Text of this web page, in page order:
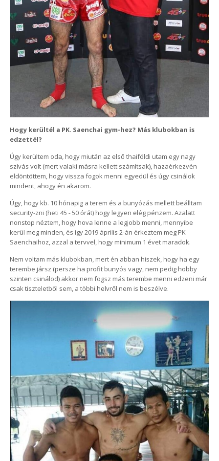
Hogy kerültél a PK. Saenchai gym-hez? Más klubokban is
edzettél?
Úgy kerültem oda, hogy miután az első thaiföldi utam egy nagy
szívás volt (mert valaki másra kellett számítsak), hazaérkezvén
eldöntöttem, hogy vissza fogok menni egyedül és úgy csinálok
mindent, ahogy én akarom.
Úgy, hogy kb. 10 hónapig a terem és a bunyózás mellett beálltam
security-zni (heti 45 - 50 órát) hogy legyen elég pénzem. Azalatt
nonstop néztem, hogy hova lenne a legjobb menni, mennyibe
kerül meg minden, és így 2019 április 2-án érkeztem meg PK
Saenchaihoz, azzal a tervvel, hogy minimum 1 évet maradok.
Nem voltam más klubokban, mert én abban hiszek, hogy ha egy
terembe jársz (persze ha profit bunyós vagy, nem pedig hobby
szinten csinálod) akkor nem fogsz más terembe menni edzeni már
csak tiszteletből sem, a többi helvről nem is beszélve.